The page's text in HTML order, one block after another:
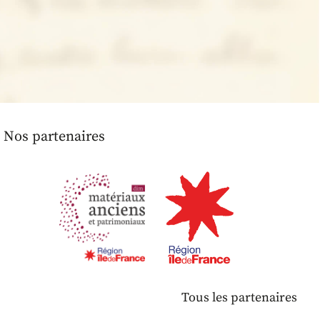
Nos partenaires
Tous les partenaires